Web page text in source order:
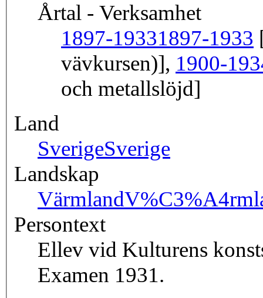
Årtal - Verksamhet
1897-19331897-1933
vävkursen)], 1900-
och metallslöjd]
Land
SverigeSverige
Landskap
Värmland
Persontext
Ellev vid Kulturens
Examen 1931.